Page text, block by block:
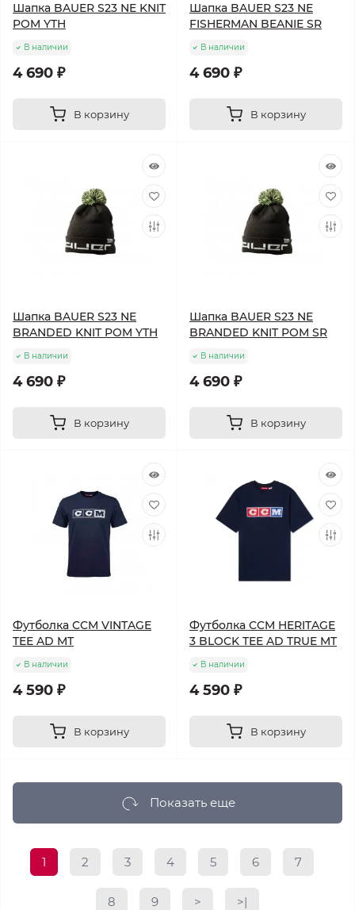
Шапка BAUER S23 NE KNIT
POM YTH
В наличии
4 690 ₽
В корзину
Шапка BAUER S23 NE
FISHERMAN BEANIE SR
В наличии
4 690 ₽
В корзину
Шапка BAUER S23 NE
BRANDED KNIT POM YTH
В наличии
4 690 ₽
В корзину
Шапка BAUER S23 NE
BRANDED KNIT POM SR
В наличии
4 690 ₽
В корзину
Футболка CCM VINTAGE
TEE AD MT
В наличии
4 590 ₽
В корзину
Футболка CCM HERITAGE
3 BLOCK TEE AD TRUE MT
В наличии
4 590 ₽
В корзину
Показать еще
1 2 3 4 5 6 7
8 9 > >|